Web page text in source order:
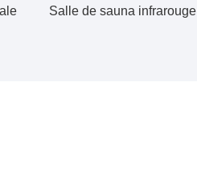
Salle de sauna infrarouge